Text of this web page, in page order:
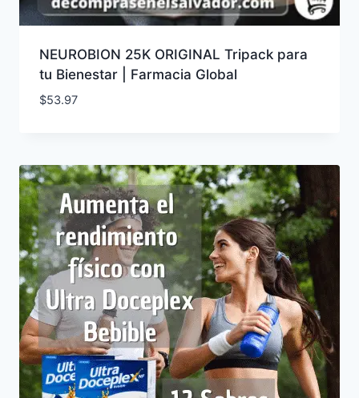
NEUROBION 25K ORIGINAL Tripack para
tu Bienestar | Farmacia Global
$53.97